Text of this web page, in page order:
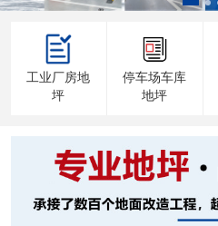
工业厂房地
坪
停车场车库
地坪